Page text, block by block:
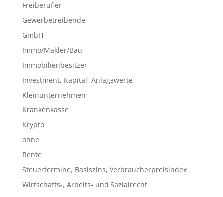
Freiberufler
Gewerbetreibende
GmbH
Immo/Makler/Bau
Immobilienbesitzer
Investment, Kapital, Anlagewerte
Kleinunternehmen
Krankenkasse
Krypto
ohne
Rente
Steuertermine, Basiszins, Verbraucherpreisindex
Wirtschafts-, Arbeits- und Sozialrecht